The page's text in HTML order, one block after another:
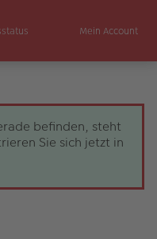
Mein Account
befinden, steht
Sie sich jetzt in